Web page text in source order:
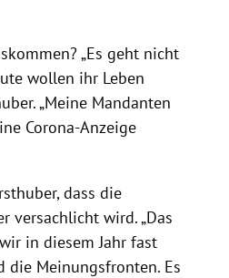
„Es geht nicht
wollen ihr Leben
„Meine Mandanten
Corona-Anzeige
dass die
versachlicht wird. „Das
in diesem Jahr fast
die Meinungsfronten. Es